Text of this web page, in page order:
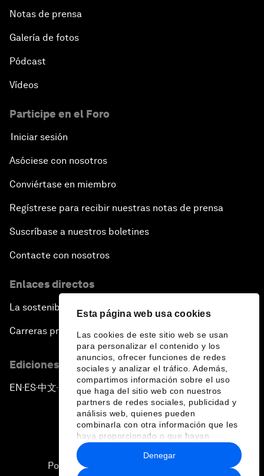
Esta página web usa cookies
Las cookies de este sitio web se usan
para personalizar el contenido y los
anuncios, ofrecer funciones de redes
sociales y analizar el tráfico. Además,
compartimos información sobre el uso
que haga del sitio web con nuestros
partners de redes sociales, publicidad y
análisis web, quienes pueden
combinarla con otra información que les
haya proporcionado o que hayan
recopilado a partir del uso que haya
hecho de sus servicios.
Denegar
Notas de prensa
Galería de fotos
Pódcast
Vídeos
Participe en el Foro
Iniciar sesión
Asóciese con nosotros
Conviértase en miembro
Regístrese para recibir nuestras notas de prensa
Suscríbase a nuestros boletines
Contacte con nosotros
Enlaces directos
La sostenibilidad en el Foro
Carreras profesionales
Ediciones en otros idiomas
EN ▪ES▪中文▪ 日本語
Política de privacidad y normas de uso